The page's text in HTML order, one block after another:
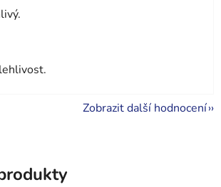
je 5 z 5 hvězdiček.
Zobrazit další hodnocení